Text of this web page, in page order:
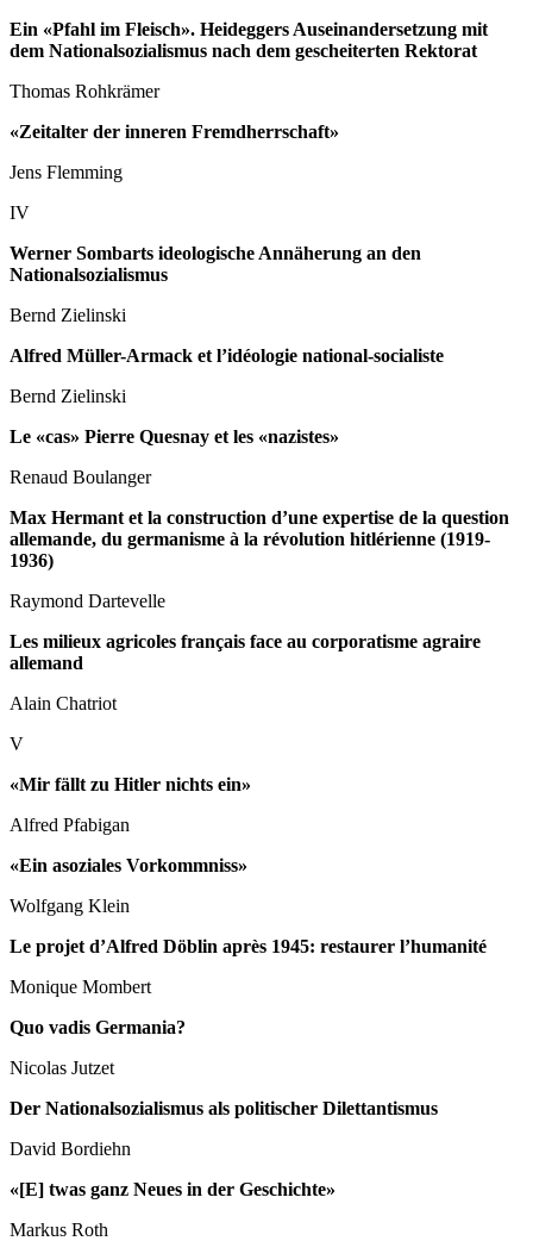
Ein «Pfahl im Fleisch». Heideggers Auseinandersetzung mit
dem Nationalsozialismus nach dem gescheiterten Rektorat
Thomas Rohkrämer
«Zeitalter der inneren Fremdherrschaft»
Jens Flemming
IV
Werner Sombarts ideologische Annäherung an den
Nationalsozialismus
Bernd Zielinski
Alfred Müller-Armack et l’idéologie national-socialiste
Bernd Zielinski
Le «cas» Pierre Quesnay et les «nazistes»
Renaud Boulanger
Max Hermant et la construction d’une expertise de la question
allemande, du germanisme à la révolution hitlérienne (1919-
1936)
Raymond Dartevelle
Les milieux agricoles français face au corporatisme agraire
allemand
Alain Chatriot
V
«Mir fällt zu Hitler nichts ein»
Alfred Pfabigan
«Ein asoziales Vorkommniss»
Wolfgang Klein
Le projet d’Alfred Döblin après 1945: restaurer l’humanité
Monique Mombert
Quo vadis Germania?
Nicolas Jutzet
Der Nationalsozialismus als politischer Dilettantismus
David Bordiehn
«[E] twas ganz Neues in der Geschichte»
Markus Roth